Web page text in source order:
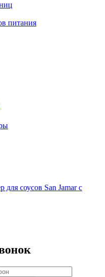
питания
соусов San Jamar с